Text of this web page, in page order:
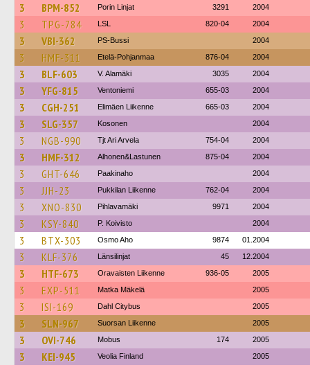
3 BPM-852 Porin Linjat 3291 2004
3 TPG-784 LSL 820-04 2004
3 VBI-362 PS-Bussi 2004
3 HMF-311 Etelä-Pohjanmaa 876-04 2004
3 BLF-603 V. Alamäki 3035 2004
3 YFG-815 Ventoniemi 655-03 2004
3 CGH-251 Elimäen Liikenne 665-03 2004
3 SLG-357 Kosonen 2004
3 NGB-990 Tjt Ari Arvela 754-04 2004
3 HMF-312 Alhonen&Lastunen 875-04 2004
3 GHT-646 Paakinaho 2004
3 JJH-23 Pukkilan Liikenne 762-04 2004
3 XNO-830 Pihlavamäki 9971 2004
3 KSY-840 P. Koivisto 2004
3 BTX-303 Osmo Aho 9874 01.2004
3 KLF-376 Länsilinjat 45 12.2004
3 HTF-673 Oravaisten Liikenne 936-05 2005
3 EXP-511 Matka Mäkelä 2005
3 ISI-169 Dahl Citybus 2005
3 SLN-967 Suorsan Liikenne 2005
3 OVI-746 Mobus 174 2005
3 KEI-945 Veolia Finland 2005